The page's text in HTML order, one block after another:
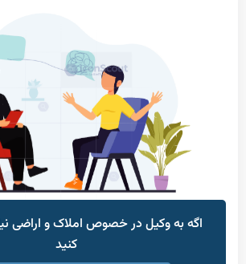
به وکیل در خصوص املاک و اراضی نیاز دارید،